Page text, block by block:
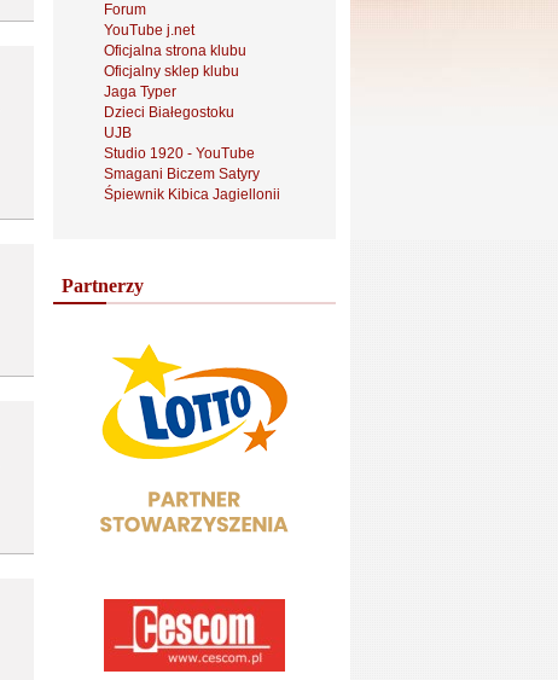
Forum
YouTube j.net
Oficjalna strona klubu
Oficjalny sklep klubu
Jaga Typer
Dzieci Białegostoku
UJB
Studio 1920 - YouTube
Smagani Biczem Satyry
Śpiewnik Kibica Jagiellonii
Partnerzy